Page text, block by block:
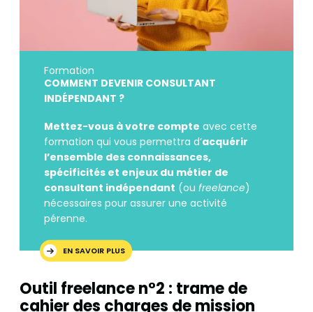
Formation
COMMENT DEVENIR CONSULTANT
INDÉPENDANT ?
Mettez-vous à votre compte avec cette
formation qui vous permettra d’acquérir
l’ensemble des connaissances,
spécificités et enjeux du métier de
consultant indépendant (ou freelance)
nécessaires pour assurer une activité
pérenne.
EN SAVOIR PLUS
Outil freelance n°2 : trame de
cahier des charges de mission